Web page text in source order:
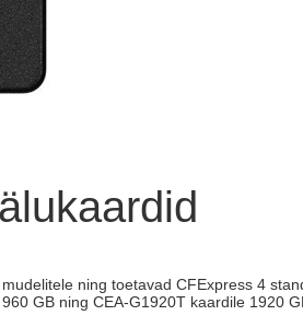
ning toetavad CFExpress 4
GB ning CEA-G1920T kaardile 1920